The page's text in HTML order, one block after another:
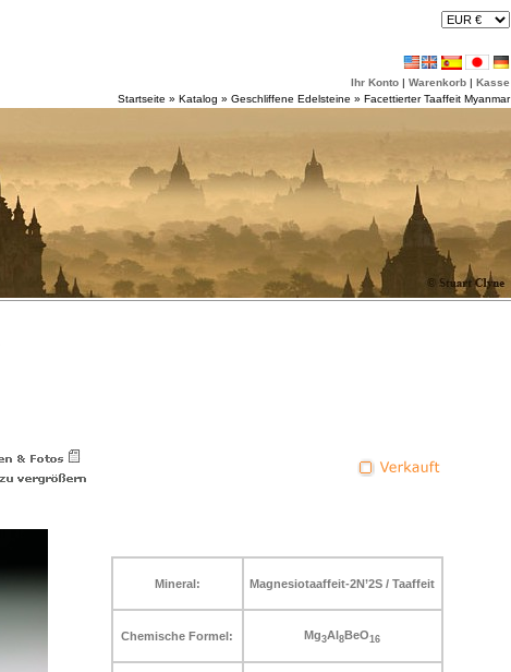
Ihr Konto | Warenkorb | Kasse
Startseite » Katalog » Geschliffene Edelsteine » Facettierter Taaffeit Myanmar
Mineral: Magnesiotaaffeit-2N’2S / Taaffeit
Chemische Formel: Mg3Al8BeO16